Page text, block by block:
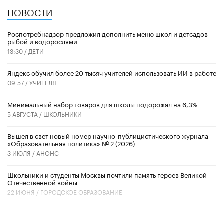
НОВОСТИ
Роспотребнадзор предложил дополнить меню школ и детсадов
рыбой и водорослями
13:30 / ДЕТИ
​Яндекс обучил более 20 тысяч учителей использовать ИИ в работе
09:57 /УЧИТЕЛЯ
Минимальный набор товаров для школы подорожал на 6,3%
5 АВГУСТА / ШКОЛЬНИКИ
Вышел в свет новый номер научно-публицистического журнала
«Образовательная политика» № 2 (2026)
3 ИЮЛЯ / АНОНС
Школьники и студенты Москвы почтили память героев Великой
Отечественной войны
22 ИЮНЯ / ГОРОДСКОЕ ОБРАЗОВАНИЕ